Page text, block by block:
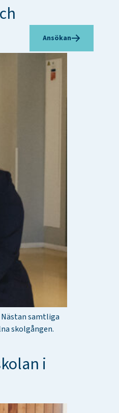
Ansökan
samtliga
skolgången.
i